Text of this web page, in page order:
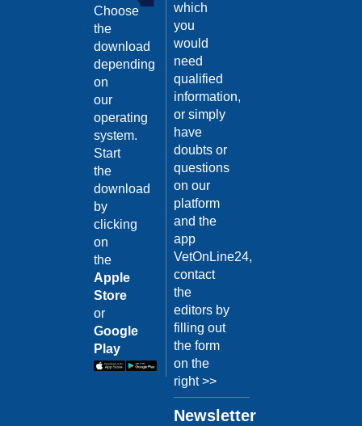
Choose
the
download
depending
on
our
operating
system.
Start
the
download
by
clicking
on
the
Apple
Store
or
Google
Play
which
you
would
need
qualified
information,
or simply
have
doubts or
questions
on our
platform
and the
app
VetOnLine24,
contact
the
editors by
filling out
the form
on the
right >>
Newsletter